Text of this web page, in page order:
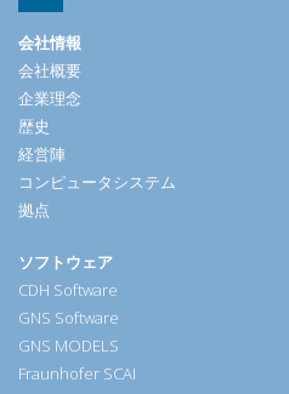
会社情報
会社概要
企業理念
歴史
経営陣
コンピュータシステム
拠点
ソフトウェア
CDH Software
GNS Software
GNS MODELS
Fraunhofer SCAI